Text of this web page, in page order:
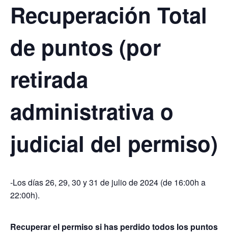
Recuperación Total
de puntos (por
retirada
administrativa o
judicial del permiso)
-Los días 26, 29, 30 y 31 de julio de 2024 (de 16:00h a
22:00h).
Recuperar el permiso si has perdido todos los puntos